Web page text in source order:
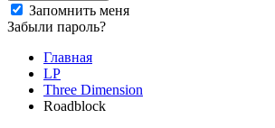
Запомнить меня
Забыли пароль?
Главная
LP
Three Dimension
Roadblock